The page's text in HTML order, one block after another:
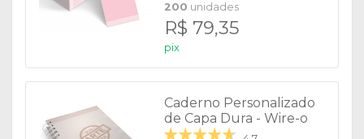
200 unidades
R$ 79,35
pix
Caderno Personalizado
de Capa Dura - Wire-o
Max